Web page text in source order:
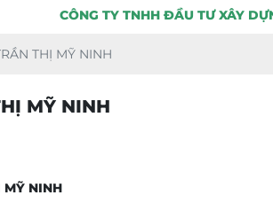
ĐẦU TƯ XÂY DỰNG PHÁT TRIỂN
THỊ MỸ NINH
MỸ NINH
NINH